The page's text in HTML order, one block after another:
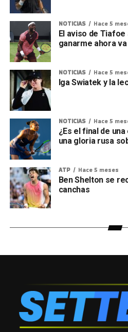
NOTICIAS Hace 5
El aviso de Tiafoe
ganarme ahora
NOTICIAS Hace 5
Iga Swiatek y la
NOTICIAS Hace 5
¿Es el final de
una gloria rusa
ATP Hace 5 meses
Ben Shelton se
canchas